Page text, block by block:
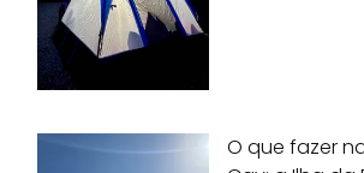
O que fazer